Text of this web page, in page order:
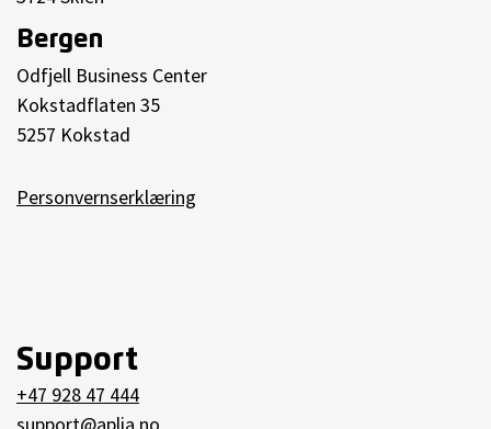
Bergen
Odfjell Business Center
Kokstadflaten 35
5257 Kokstad
Personvernserklæring
Support
+47 928 47 444